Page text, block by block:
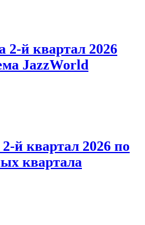
2-й квартал 2026
JazzWorld
й квартал 2026 по
квартала